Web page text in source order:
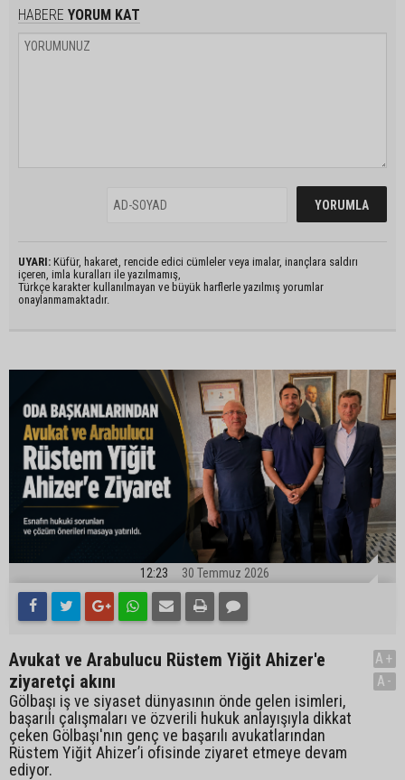
HABERE YORUM KAT
UYARI: Küfür, hakaret, rencide edici cümleler veya imalar, inançlara saldırı
içeren, imla kuralları ile yazılmamış,
Türkçe karakter kullanılmayan ve büyük harflerle yazılmış yorumlar
onaylanmamaktadır.
12:23 30 Temmuz 2026
Avukat ve Arabulucu Rüstem Yiğit Ahizer'e
ziyaretçi akını
Gölbaşı iş ve siyaset dünyasının önde gelen isimleri,
başarılı çalışmaları ve özverili hukuk anlayışıyla dikkat
çeken Gölbaşı'nın genç ve başarılı avukatlarından
Rüstem Yiğit Ahizer’i ofisinde ziyaret etmeye devam
ediyor.
A+
A-